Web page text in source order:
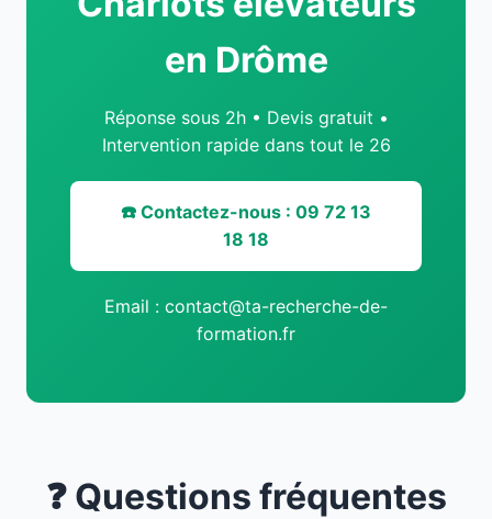
en Drôme
Réponse sous 2h • Devis gratuit •
Intervention rapide dans tout le 26
☎️ Contactez-nous : 09 72 13
18 18
Email : contact@ta-recherche-de-
formation.fr
❓ Questions fréquentes